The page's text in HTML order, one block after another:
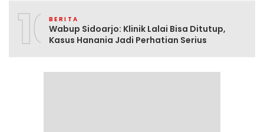
10BERITA
Wabup Sidoarjo: Klinik Lalai Bisa Ditutup,
Kasus Hanania Jadi Perhatian Serius